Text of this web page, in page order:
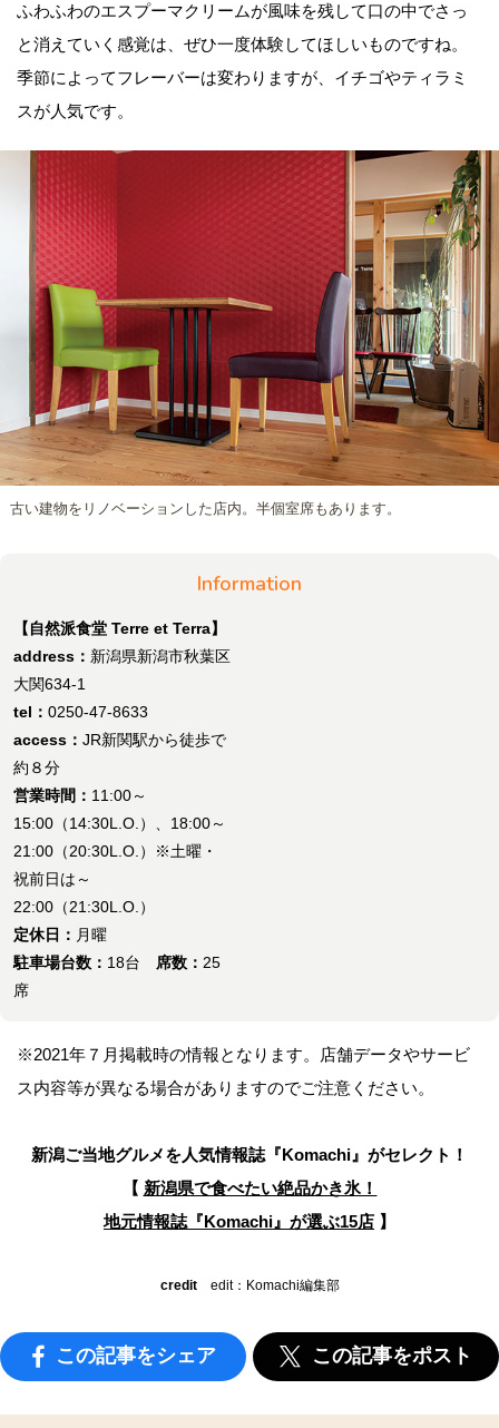
ふわふわのエスプーマクリームが風味を残して口の中でさっ
と消えていく感覚は、ぜひ一度体験してほしいものですね。
季節によってフレーバーは変わりますが、イチゴやティラミ
スが人気です。
古い建物をリノベーションした店内。半個室席もあります。
Information
【自然派食堂 Terre et Terra】
address： 新潟県新潟市秋葉区
大関634-1
tel： 0250-47-8633
access： JR新関駅から徒歩で
約８分
営業時間： 11:00～
15:00（14:30L.O.）、18:00～
21:00（20:30L.O.）※土曜・
祝前日は～
22:00（21:30L.O.）
定休日： 月曜
駐車場台数： 18台 席数： 25
席
※2021年７月掲載時の情報となります。店舗データやサービ
ス内容等が異なる場合がありますのでご注意ください。
新潟ご当地グルメを人気情報誌 『Komachi』がセレクト！
【 新潟県で食べたい絶品かき氷！
地元情報誌『Komachi』が選ぶ15店 】
creditedit：Komachi編集部
この記事をシェア この記事をポスト